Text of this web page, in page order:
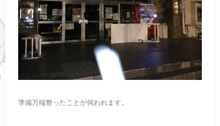
準備万端整ったことが伺われます。